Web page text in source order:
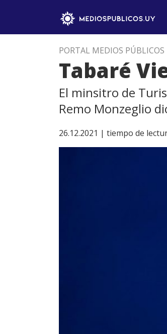
PORTAL MEDIOS PÚBLICOS
Tabaré
El minsitro de
Remo Monzeglio
26.12.2021 | tiempo de